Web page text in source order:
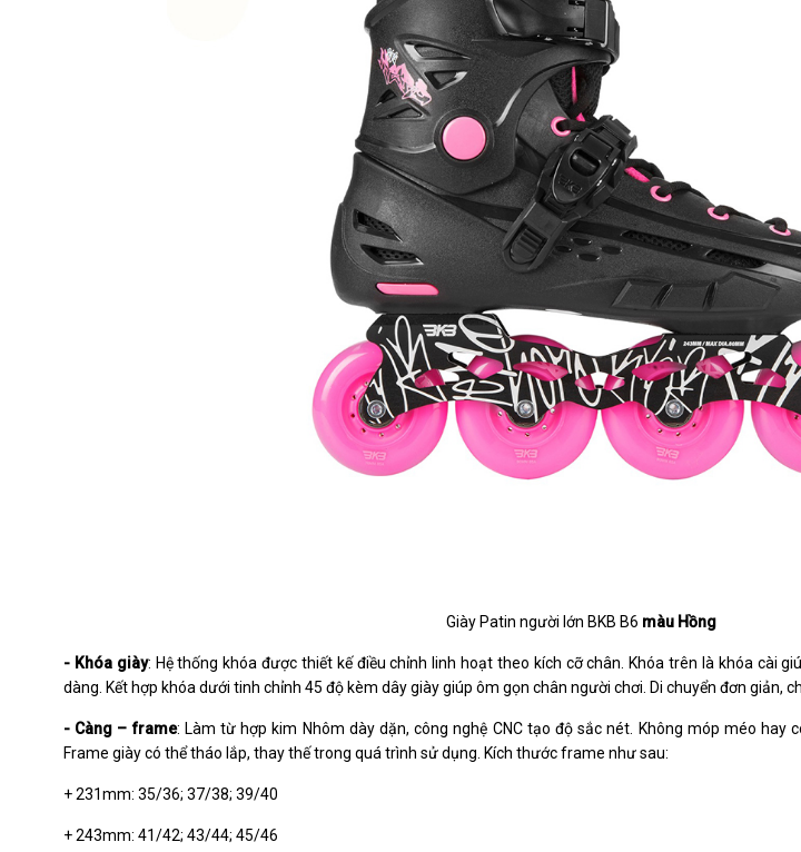
Giày Patin người lớn BKB B6 màu Hồng
- Khóa giày: Hệ thống khóa được thiết kế điều chỉnh linh hoạt theo kích cỡ chân. Khóa trên là khóa cài
dàng. Kết hợp khóa dưới tinh chỉnh 45 độ kèm dây giày giúp ôm gọn chân người chơi. Di chuyển đơn giản,
- Càng – frame: Làm từ hợp kim Nhôm dày dặn, công nghệ CNC tạo độ sắc nét. Không móp méo hay
Frame giày có thể tháo lắp, thay thế trong quá trình sử dụng. Kích thước frame như sau:
+ 231mm: 35/36; 37/38; 39/40
+ 243mm: 41/42; 43/44; 45/46